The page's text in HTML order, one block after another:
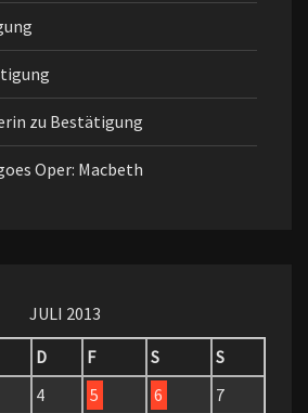
zu Bestätigung
Oper: Macbeth
JULI 2013
D F S
S
4 5 6
7